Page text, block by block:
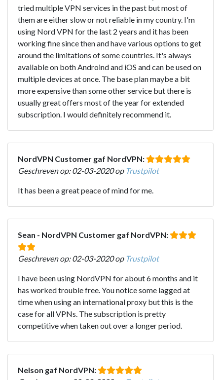
tried multiple VPN services in the past but most of
them are either slow or not reliable in my country. I'm
using Nord VPN for the last 2 years and it has been
working fine since then and have various options to get
around the limitations of some countries. It's always
available on both Androind and iOS and can be used on
multiple devices at once. The base plan maybe a bit
more expensive than some other service but there is
usually great offers most of the year for extended
subscription. I would definitely recommend it.
NordVPN Customer gaf NordVPN:
Geschreven op: 02-03-2020 op Trustpilot
It has been a great peace of mind for me.
Sean - NordVPN Customer gaf NordVPN:
Geschreven op: 02-03-2020 op Trustpilot
I have been using NordVPN for about 6 months and it
has worked trouble free. You notice some lagged at
time when using an international proxy but this is the
case for all VPNs. The subscription is pretty
competitive when taken out over a longer period.
Nelson gaf NordVPN: